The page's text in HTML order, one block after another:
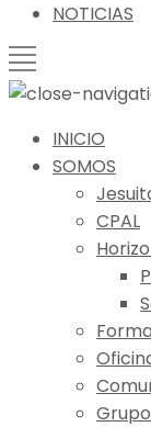
NOTICIAS
INICIO
SOMOS
CPAL